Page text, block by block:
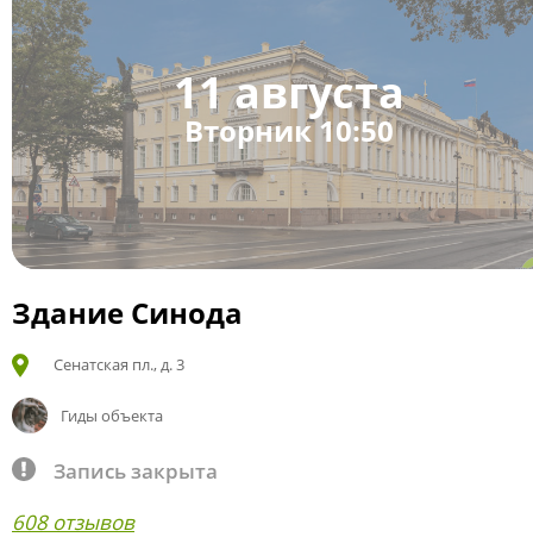
11 августа
Вторник 10:50
Здание Синода
Сенатская пл., д. 3
Гиды объекта
Запись закрыта
608 отзывов